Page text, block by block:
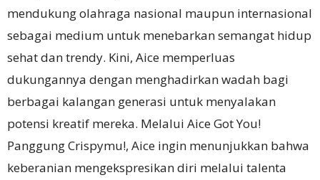
mendukung olahraga nasional maupun internasional
sebagai medium untuk menebarkan semangat hidup
sehat dan trendy. Kini, Aice memperluas
dukungannya dengan menghadirkan wadah bagi
berbagai kalangan generasi untuk menyalakan
potensi kreatif mereka. Melalui Aice Got You!
Panggung Crispymu!, Aice ingin menunjukkan bahwa
keberanian mengekspresikan diri melalui talenta